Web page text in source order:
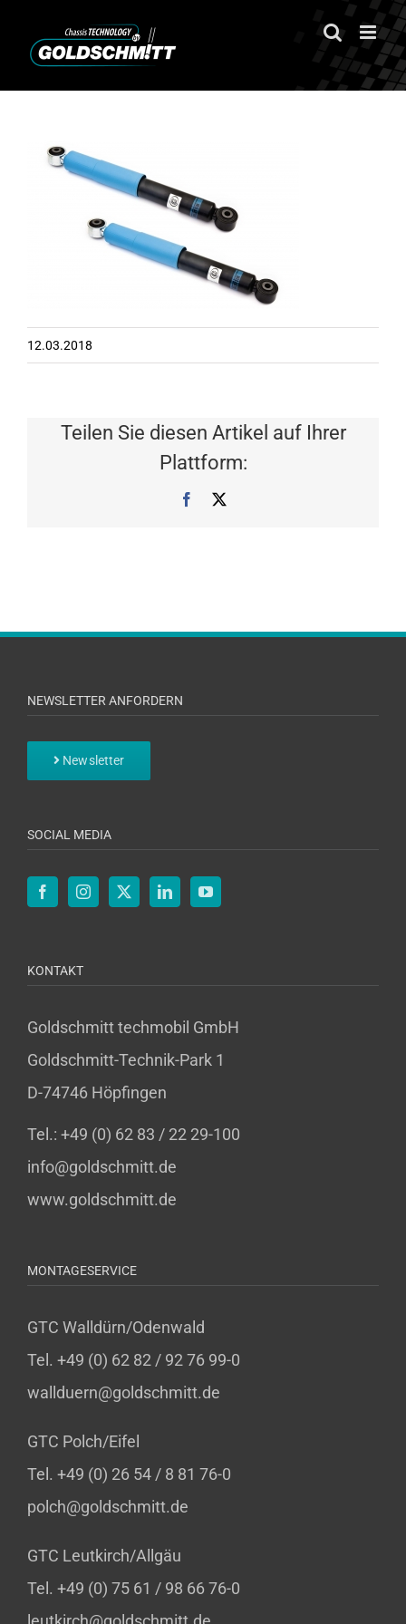
Inhalt
12.03.2018
Teilen Sie diesen Artikel auf Ihrer
Plattform:
Facebook
NEWSLETTER ANFORDERN
Newsletter
SOCIAL MEDIA
KONTAKT
Goldschmitt techmobil GmbH
Goldschmitt-Technik-Park 1
D-74746 Höpfingen
Tel.: +49 (0) 62 83 / 22 29-100
info@goldschmitt.de
www.goldschmitt.de
MONTAGESERVICE
GTC Walldürn/Odenwald
Tel. +49 (0) 62 82 / 92 76 99-0
wallduern@goldschmitt.de
GTC Polch/Eifel
Tel. +49 (0) 26 54 / 8 81 76-0
polch@goldschmitt.de
GTC Leutkirch/Allgäu
Tel. +49 (0) 75 61 / 98 66 76-0